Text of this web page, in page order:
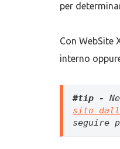
per
Con WebSite
interno
#tip -
sito
seguire